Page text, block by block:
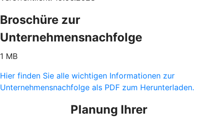
Broschüre zur
Unternehmensnachfolge
1 MB
Hier finden Sie alle wichtigen Informationen zur
Unternehmensnachfolge als PDF zum Herunterladen.
Planung Ihrer